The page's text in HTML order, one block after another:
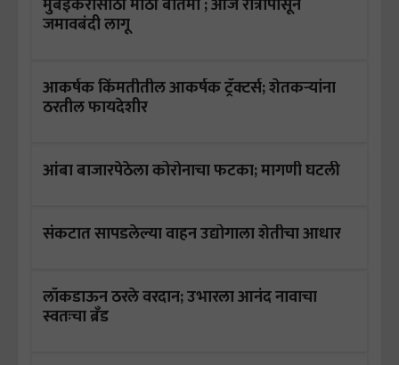
जमावबंदी लागू
आकर्षक किंमतीतील आकर्षक ट्रॅक्टर्स; शेतकऱ्यांना
ठरतील फायदेशीर
आंबा बाजारपेठेला कोरोनाचा फटका; मागणी घटली
संकटात सापडलेल्या वाहन उद्योगाला शेतीचा आधार
लॉकडाऊन ठरले वरदान; उभारला आनंद नावाचा
स्वतःचा ब्रँड